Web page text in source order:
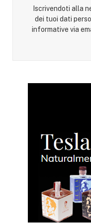
Iscrivendoti alla
dei tuoi dati
informative via